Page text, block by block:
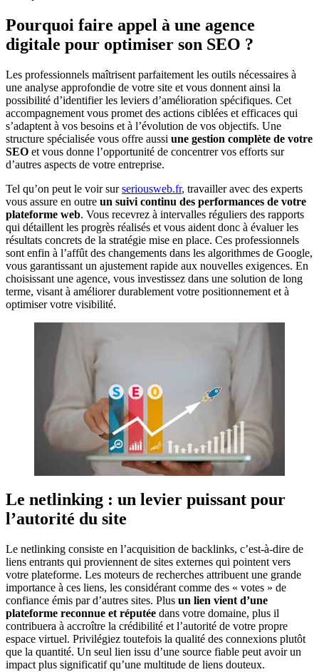
Pourquoi faire appel à une agence
digitale pour optimiser son SEO ?
Les professionnels maîtrisent parfaitement les outils nécessaires à
une analyse approfondie de votre site et vous donnent ainsi la
possibilité d’identifier les leviers d’amélioration spécifiques. Cet
accompagnement vous promet des actions ciblées et efficaces qui
s’adaptent à vos besoins et à l’évolution de vos objectifs. Une
structure spécialisée vous offre aussi une gestion complète de votre
SEO et vous donne l’opportunité de concentrer vos efforts sur
d’autres aspects de votre entreprise.
Tel qu’on peut le voir surseriousweb.fr, travailler avec des experts
vous assure en outre un suivi continu des performances de votre
plateforme web. Vous recevrez à intervalles réguliers des rapports
qui détaillent les progrès réalisés et vous aident donc à évaluer les
résultats concrets de la stratégie mise en place. Ces professionnels
sont enfin à l’affût des changements dans les algorithmes de Google,
vous garantissant un ajustement rapide aux nouvelles exigences. En
choisissant une agence, vous investissez dans une solution de long
terme, visant à améliorer durablement votre positionnement et à
optimiser votre visibilité.
Le netlinking : un levier puissant pour
l’autorité du site
Le netlinking consiste en l’acquisition de backlinks, c’est-à-dire de
liens entrants qui proviennent de sites externes qui pointent vers
votre plateforme. Les moteurs de recherches attribuent une grande
importance à ces liens, les considérant comme des « votes » de
confiance émis par d’autres sites. Plus un lien vient d’une
plateforme reconnue et réputée dans votre domaine, plus il
contribuera à accroître la crédibilité et l’autorité de votre propre
espace virtuel. Privilégiez toutefois la qualité des connexions plutôt
que la quantité. Un seul lien issu d’une source fiable peut avoir un
impact plus significatif qu’une multitude de liens douteux.